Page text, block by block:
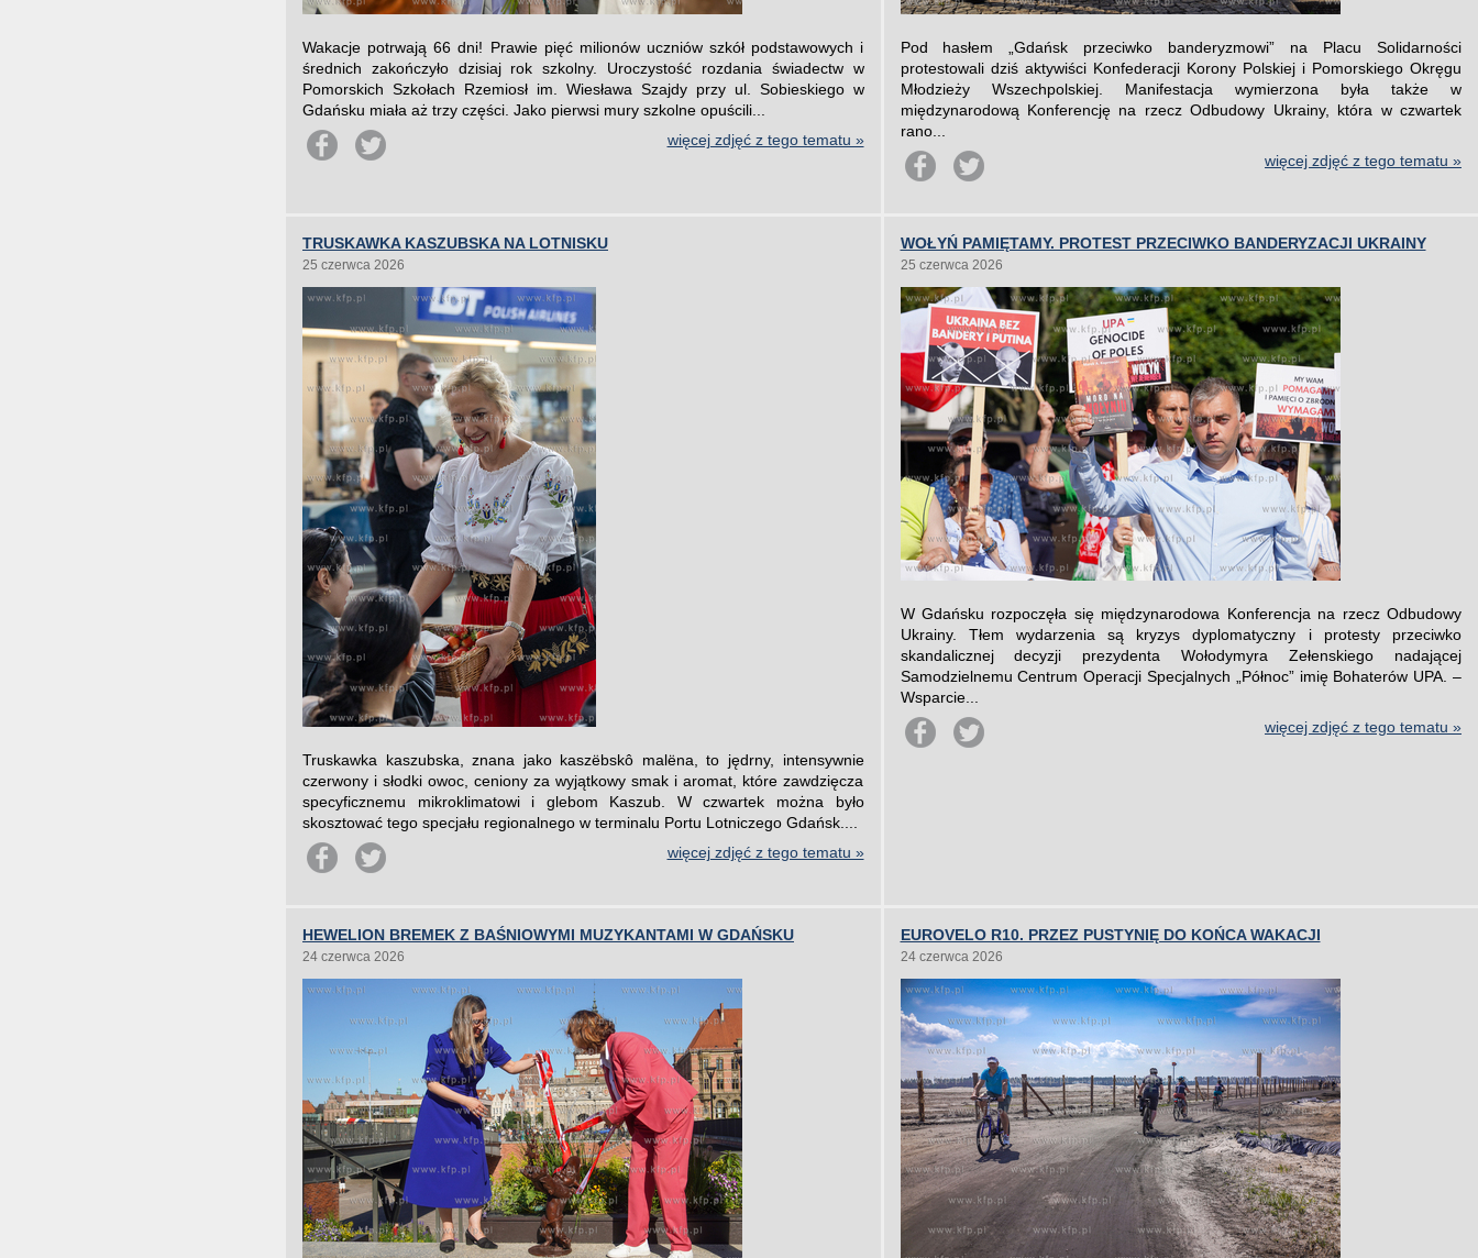
Wakacje potrwają 66 dni! Prawie pięć milionów uczniów szkół podstawowych i
średnich zakończyło dzisiaj rok szkolny. Uroczystość rozdania świadectw w
Pomorskich Szkołach Rzemiosł im. Wiesława Szajdy przy ul. Sobieskiego w
Gdańsku miała aż trzy części. Jako pierwsi mury szkolne opuścili...
więcej zdjęć z tego tematu »
Pod hasłem „Gdańsk przeciwko banderyzmowi” na Placu Solidarności
protestowali dziś aktywiści Konfederacji Korony Polskiej i Pomorskiego Okręgu
Młodzieży Wszechpolskiej. Manifestacja wymierzona była także w
międzynarodową Konferencję na rzecz Odbudowy Ukrainy, która w czwartek
rano...
więcej zdjęć z tego tematu »
TRUSKAWKA KASZUBSKA NA LOTNISKU
25 czerwca 2026
Truskawka kaszubska, znana jako kaszëbskô malëna, to jędrny, intensywnie
czerwony i słodki owoc, ceniony za wyjątkowy smak i aromat, które zawdzięcza
specyficznemu mikroklimatowi i glebom Kaszub. W czwartek można było
skosztować tego specjału regionalnego w terminalu Portu Lotniczego Gdańsk....
więcej zdjęć z tego tematu »
WOŁYŃ PAMIĘTAMY. PROTEST PRZECIWKO BANDERYZACJI UKRAINY
25 czerwca 2026
W Gdańsku rozpoczęła się międzynarodowa Konferencja na rzecz Odbudowy
Ukrainy. Tłem wydarzenia są kryzys dyplomatyczny i protesty przeciwko
skandalicznej decyzji prezydenta Wołodymyra Zełenskiego nadającej
Samodzielnemu Centrum Operacji Specjalnych „Północ” imię Bohaterów UPA. –
Wsparcie...
więcej zdjęć z tego tematu »
HEWELION BREMEK Z BAŚNIOWYMI MUZYKANTAMI W GDAŃSKU
24 czerwca 2026
EUROVELO R10. PRZEZ PUSTYNIĘ DO KOŃCA WAKACJI
24 czerwca 2026